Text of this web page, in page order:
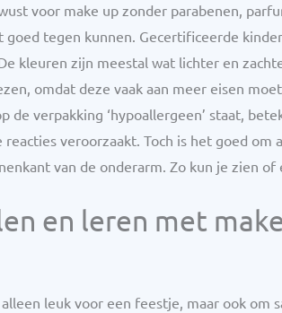
voor make up zonder parabenen,
tegen kunnen. Gecertificeerde
kleuren zijn meestal wat lichter en
omdat deze vaak aan meer eisen
de verpakking ‘hypoallergeen’ staat,
reacties veroorzaakt. Toch is het goed
van de onderarm. Zo kun je zien
en leren met
leuk voor een feestje, maar ook om